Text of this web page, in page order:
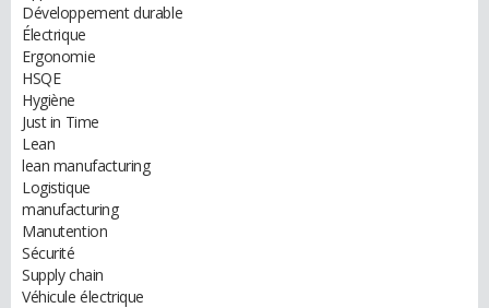
Développement durable
Électrique
Ergonomie
HSQE
Hygiène
Just in Time
Lean
lean manufacturing
Logistique
manufacturing
Manutention
Sécurité
Supply chain
Véhicule électrique